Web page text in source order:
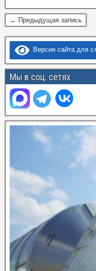
← Предыдущая запись
Версия сайта для
Мы в соц. сетях